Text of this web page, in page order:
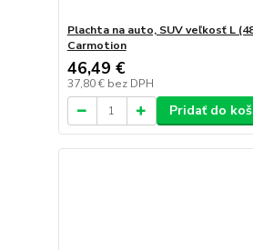
Plachta na auto, SUV veľkosť L
Carmotion
46,49 €
37,80 € bez DPH
Pridať do